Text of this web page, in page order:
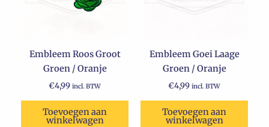
Embleem Roos Groot
Groen / Oranje
€4,99 incl. BTW
Toevoegen aan
winkelwagen
Embleem Goei Laage
Groen / Oranje
€4,99 incl. BTW
Toevoegen aan
winkelwagen